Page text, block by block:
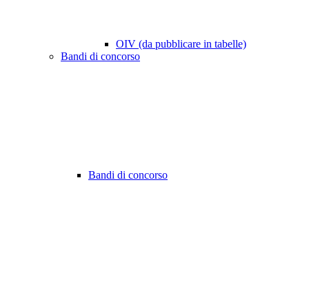
OIV (da pubblicare in tabelle)
Bandi di concorso
Bandi di concorso